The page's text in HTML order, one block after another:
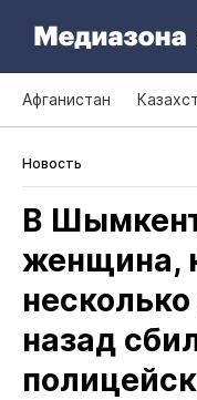
Афганистан
Новость
В
женщина,
назад